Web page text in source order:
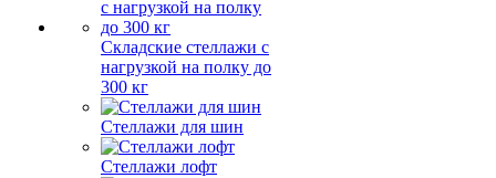
Складские стеллажи с
нагрузкой на полку до
300 кг
Стеллажи для шин
Стеллажи лофт